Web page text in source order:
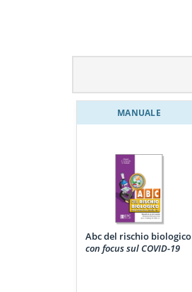
MANUALE
Abc del rischio biologico
con focus sul COVID-19